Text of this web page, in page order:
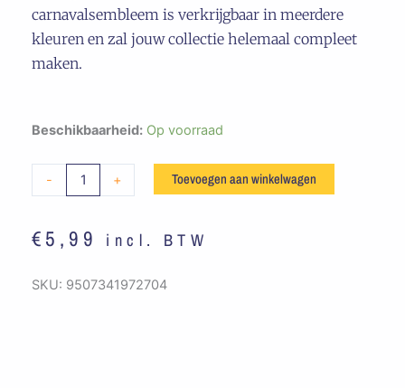
carnavalsembleem is verkrijgbaar in meerdere
kleuren en zal jouw collectie helemaal compleet
maken.
Beschikbaarheid: Op voorraad
-
Embleem
'T
/
aantal
+ Toevoegen aan winkelwagen
€5,99 incl. BTW
SKU: 9507341972704